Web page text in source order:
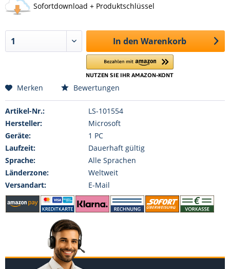
Sofortdownload + Produktschlüssel
In den Warenkorb
Merken Bewertungen
Artikel-Nr.:
LS-101554
Hersteller:
Microsoft
Geräte:
1 PC
Laufzeit:
Dauerhaft gültig
Sprache:
Alle Sprachen
Länderzone:
Weltweit
Versandart:
E-Mail